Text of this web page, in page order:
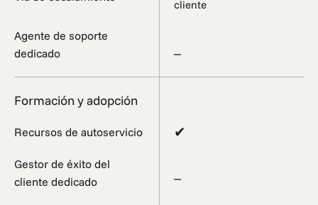
cliente
Agente de soporte
dedicado
Formación y adopción
Recursos de autoservicio ✔
Gestor de éxito del
cliente dedicado